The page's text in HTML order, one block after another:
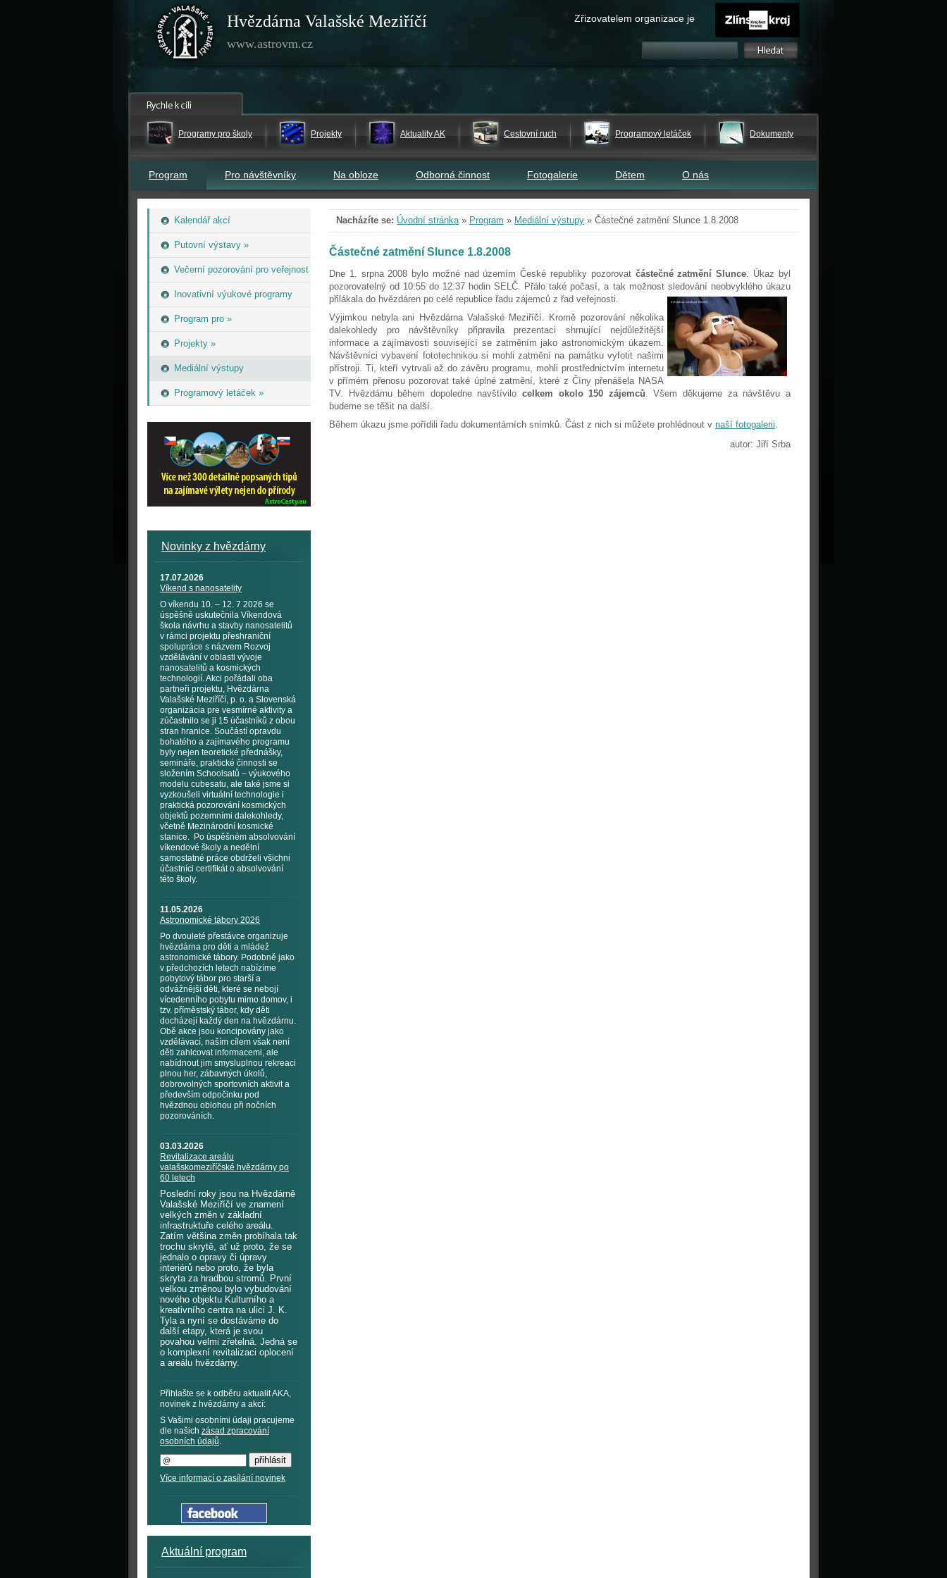
Hvězdárna Valašské Meziříčí
www.astrovm.cz
Zřizovatelem organizace je
Programy pro školy Projekty Aktuality AK Cestovní ruch Programový letáček Dokumenty
Program Pro návštěvníky Na obloze Odborná činnost Fotogalerie Dětem O nás
Kalendář akcí
Putovní výstavy »
Večerní pozorování pro veřejnost
Inovativní výukové programy
Program pro »
Projekty »
Mediální výstupy
Programový letáček »
Novinky z hvězdárny
17.07.2026
Víkend s nanosatelity
O víkendu 10. – 12. 7 2026 se
úspěšně uskutečnila Víkendová
škola návrhu a stavby nanosatelitů
v rámci projektu přeshraniční
spolupráce s názvem Rozvoj
vzdělávání v oblasti vývoje
nanosatelitů a kosmických
technologií. Akci pořádali oba
partneři projektu, Hvězdárna
Valašské Meziříčí, p. o. a Slovenská
organizácia pre vesmírné aktivity a
zúčastnilo se ji 15 účastníků z obou
stran hranice. Součástí opravdu
bohatého a zajímavého programu
byly nejen teoretické přednášky,
semináře, praktické činnosti se
složením Schoolsatů – výukového
modelu cubesatu, ale také jsme si
vyzkoušeli virtuální technologie i
praktická pozorování kosmických
objektů pozemními dalekohledy,
včetně Mezinárodní kosmické
stanice. Po úspěšném absolvování
víkendové školy a nedělní
samostatné práce obdrželi všichni
účastníci certifikát o absolvování
této školy.
11.05.2026
Astronomické tábory 2026
Po dvouleté přestávce organizuje
hvězdárna pro děti a mládež
astronomické tábory. Podobně jako
v předchozích letech nabízíme
pobytový tábor pro starší a
odvážnější děti, které se nebojí
vícedenního pobytu mimo domov, i
tzv. příměstský tábor, kdy děti
docházejí každý den na hvězdárnu.
Obě akce jsou koncipovány jako
vzdělávací, naším cílem však není
děti zahlcovat informacemi, ale
nabídnout jim smysluplnou rekreaci
plnou her, zábavných úkolů,
dobrovolných sportovních aktivit a
především odpočinku pod
hvězdnou oblohou při nočních
pozorováních.
03.03.2026
Revitalizace areálu
valašskomeziříčské hvězdárny po
60 letech
Poslední roky jsou na Hvězdárně
Valašské Meziříčí ve znamení
velkých změn v základní
infrastruktuře celého areálu.
Zatím většina změn probíhala tak
trochu skrytě, ať už proto, že se
jednalo o opravy či úpravy
interiérů nebo proto, že byla
skryta za hradbou stromů. První
velkou změnou bylo vybudování
nového objektu Kulturního a
kreativního centra na ulici J. K.
Tyla a nyní se dostáváme do
další etapy, která je svou
povahou velmi zřetelná. Jedná se
o komplexní revitalizaci oplocení
a areálu hvězdárny.
Přihlašte se k odběru aktualit AKA,
novinek z hvězdárny a akcí:
S Vašimi osobními údaji pracujeme
dle našich zásad zpracování
osobních údajů.
Více informací o zasílání novinek
Aktuální program
Nacházíte se: Úvodní stránka» Program » Mediální výstupy » Částečné zatmění Slunce 1.8.2008
Částečné zatmění Slunce 1.8.2008
Dne 1. srpna 2008 bylo možné nad územím České republiky pozorovat částečné zatmění Slunce. Úkaz byl
pozorovatelný od 10:55 do 12:37 hodin SELČ. Přálo také počasí, a tak možnost sledování neobvyklého úkazu
přilákala do hvězdáren po celé republice řadu zájemců z řad veřejnosti.
Výjimkou nebyla ani Hvězdárna Valašské Meziříčí. Kromě pozorování několika
dalekohledy pro návštěvníky připravila prezentaci shrnující nejdůležitější
informace a zajímavosti související se zatměním jako astronomickým úkazem.
Návštěvníci vybavení fototechnikou si mohli zatmění na památku vyfotit našimi
přístroji. Ti, kteří vytrvali až do závěru programu, mohli prostřednictvím internetu
v přímém přenosu pozorovat také úplné zatmění, které z Číny přenášela NASA
TV. Hvězdárnu během dopoledne navštívilo celkem okolo 150 zájemců. Všem děkujeme za návštěvu a
budeme se těšit na další.
Během úkazu jsme pořídili řadu dokumentárních snímků. Část z nich si můžete prohlédnout v naší fotogalerii.
autor: Jiří Srba